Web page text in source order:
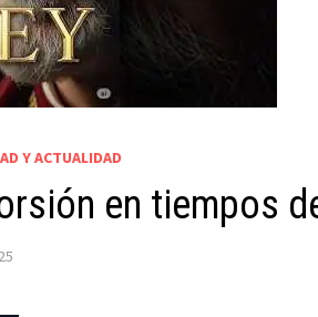
Y ACTUALIDAD
en tiempos